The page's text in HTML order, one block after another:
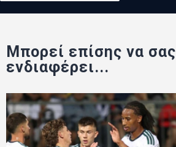
Μπορεί επίσης να σας
ενδιαφέρει...